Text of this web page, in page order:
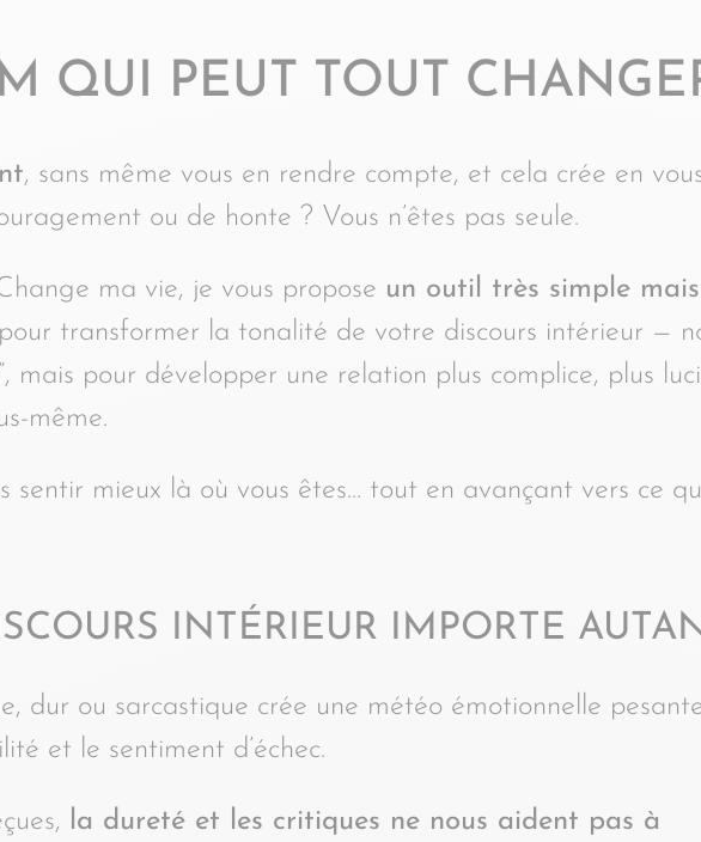
QUI PEUT TOUT
, sans même vous en rendre compte, et cela crée en
ou de honte ? Vous n’êtes pas seule.
ma vie, je vous propose un outil très simple mais
pour transformer la tonalité de votre discours intérieur —
mais pour développer une relation plus complice, plus
même.
sentir mieux là où vous êtes… tout en avançant vers ce
INTÉRIEUR IMPORTE
dur ou sarcastique crée une météo émotionnelle
et le sentiment d’échec.
la dureté et les critiques ne nous aident pas à